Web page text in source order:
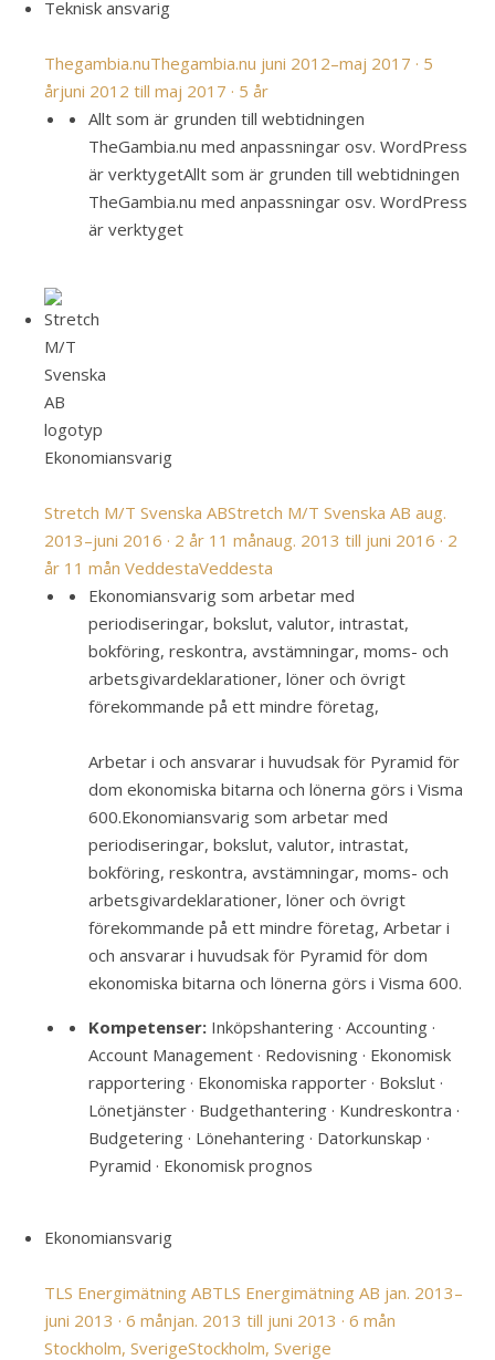
Teknisk ansvarig
Thegambia.nuThegambia.nu juni 2012–maj 2017 · 5
årjuni 2012 till maj 2017 · 5 år
Allt som är grunden till webtidningen
TheGambia.nu med anpassningar osv. WordPress
är verktygetAllt som är grunden till webtidningen
TheGambia.nu med anpassningar osv. WordPress
är verktyget
Ekonomiansvarig
Stretch M/T Svenska ABStretch M/T Svenska AB aug.
2013–juni 2016 · 2 år 11 månaug. 2013 till juni 2016 · 2
år 11 mån VeddestaVeddesta
Ekonomiansvarig som arbetar med
periodiseringar, bokslut, valutor, intrastat,
bokföring, reskontra, avstämningar, moms- och
arbetsgivardeklarationer, löner och övrigt
förekommande på ett mindre företag,
Arbetar i och ansvarar i huvudsak för Pyramid för
dom ekonomiska bitarna och lönerna görs i Visma
600.Ekonomiansvarig som arbetar med
periodiseringar, bokslut, valutor, intrastat,
bokföring, reskontra, avstämningar, moms- och
arbetsgivardeklarationer, löner och övrigt
förekommande på ett mindre företag, Arbetar i
och ansvarar i huvudsak för Pyramid för dom
ekonomiska bitarna och lönerna görs i Visma 600.
Kompetenser: Inköpshantering · Accounting ·
Account Management · Redovisning · Ekonomisk
rapportering · Ekonomiska rapporter · Bokslut ·
Lönetjänster · Budgethantering · Kundreskontra ·
Budgetering · Lönehantering · Datorkunskap ·
Pyramid · Ekonomisk prognos
Ekonomiansvarig
TLS Energimätning ABTLS Energimätning AB jan. 2013–
juni 2013 · 6 månjan. 2013 till juni 2013 · 6 mån
Stockholm, SverigeStockholm, Sverige